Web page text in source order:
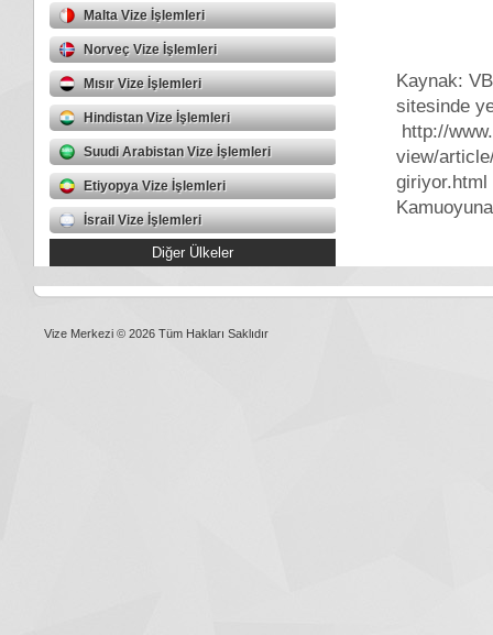
Malta Vize İşlemleri
Norveç Vize İşlemleri
Mısır Vize İşlemleri
Hindistan Vize İşlemleri
Suudi Arabistan Vize İşlemleri
Etiyopya Vize İşlemleri
İsrail Vize İşlemleri
Diğer Ülkeler
Kaynak:
sitesinde
http://
view/
Vize Merkezi © 2026 Tüm Hakları Saklıdır